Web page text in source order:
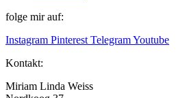
folge mir auf:
Instagram Pinterest TelegramYoutube
Kontakt:
Miriam Linda Weiss